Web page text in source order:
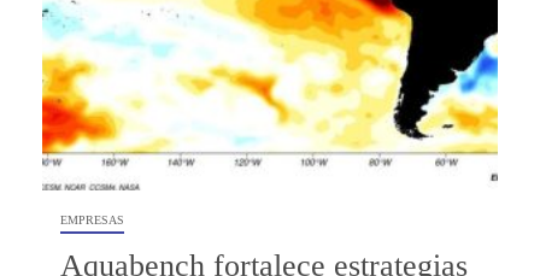
EMPRESAS
Aquabench fortalece estrategias